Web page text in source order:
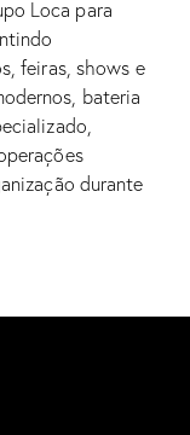
Loca para
feiras, shows e
bateria
durante